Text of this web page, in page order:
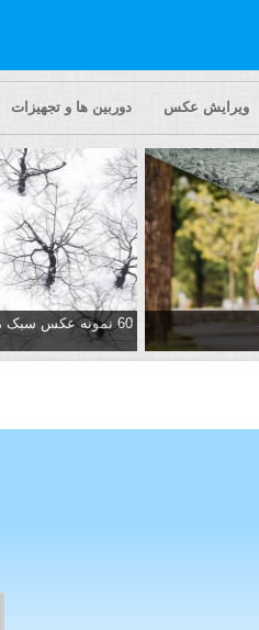
ویرایش عکس دوربین ها و تجهیزات
60 نمونه عکس سبک ماکسیمالیسم